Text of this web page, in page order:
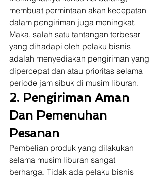
membuat permintaan akan kecepatan
dalam pengiriman juga meningkat.
Maka, salah satu tantangan terbesar
yang dihadapi oleh pelaku bisnis
adalah menyediakan pengiriman yang
dipercepat dan atau prioritas selama
periode jam sibuk di musim liburan.
2. Pengiriman Aman
Dan Pemenuhan
Pesanan
Pembelian produk yang dilakukan
selama musim liburan sangat
berharga. Tidak ada pelaku bisnis